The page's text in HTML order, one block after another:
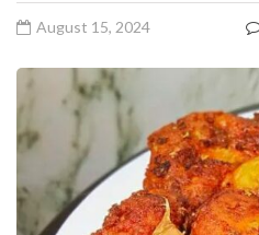
August 15, 2024